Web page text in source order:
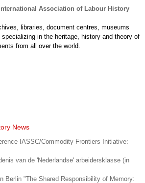
International Association of Labour History
libraries, document centres, museums
in the heritage, history and theory of
from all over the world.
News
IASSC/Commodity Frontiers Initiative:
van de 'Nederlandse' arbeidersklasse (in
Berlin "The Shared Responsibility of Memory: